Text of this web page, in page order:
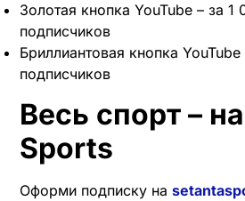
Золотая кнопка YouTube – за 1
подписчиков
Бриллиантовая кнопка
подписчиков
Весь спорт –
Sports
Оформи подписку на